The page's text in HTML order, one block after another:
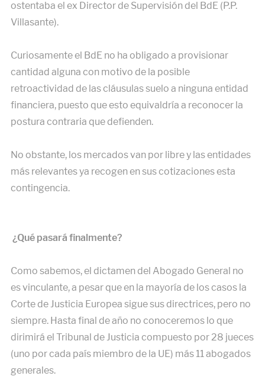
ostentaba el ex Director de Supervisión del BdE (P.P.
Villasante).
Curiosamente el BdE no ha obligado a provisionar
cantidad alguna con motivo de la posible
retroactividad de las cláusulas suelo a ninguna entidad
financiera, puesto que esto equivaldría a reconocer la
postura contraria que defienden.
No obstante, los mercados van por libre y las entidades
más relevantes ya recogen en sus cotizaciones esta
contingencia.
¿Qué pasará finalmente?
Como sabemos, el dictamen del Abogado General no
es vinculante, a pesar que en la mayoría de los casos la
Corte de Justicia Europea sigue sus directrices, pero no
siempre. Hasta final de año no conoceremos lo que
dirimirá el Tribunal de Justicia compuesto por 28 jueces
(uno por cada país miembro de la UE) más 11 abogados
generales.